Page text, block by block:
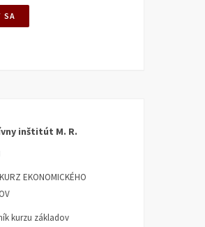
inštitút M. R.
EKONOMICKÉHO
kurzu základov